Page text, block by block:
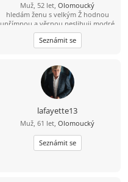
Muž, 52 let, Olomoucký
hledám ženu s velkým Ž hodnou
upřímnou a věrnou neslibuji modré
znebe ale porozumění lásku a úctu
Seznámit se
lafayette13
Muž, 61 let, Olomoucký
Seznámit se